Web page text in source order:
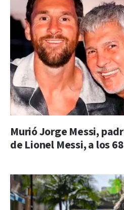
Murió Jorge Messi,
de Lionel Messi, a los